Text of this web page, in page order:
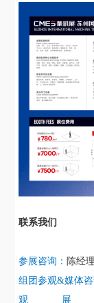
联系我们
参展咨询： 陈经理
组团参观&媒体
观